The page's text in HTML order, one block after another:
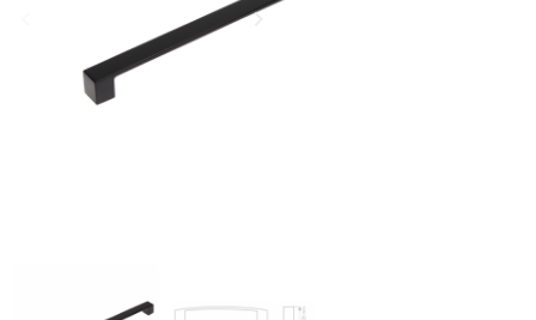
keyboard_arrow_right